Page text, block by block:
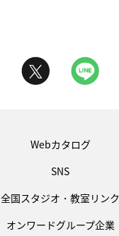
Webカタログ
SNS
全国スタジオ・教室リンク
オンワードグループ企業